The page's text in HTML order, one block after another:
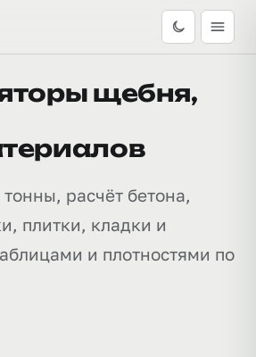
щебня,
расчёт бетона,
плитки, кладки и
и плотностями по